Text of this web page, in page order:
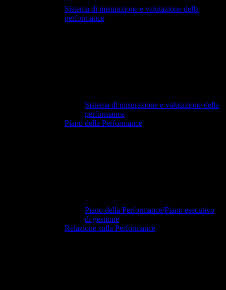
Sistema di misurazione e valutazione della
performance
Sistema di misurazione e valutazione della
performance
Piano della Performance
Piano della Performance/Piano esecutivo
di gestione
Relazione sulla Performance